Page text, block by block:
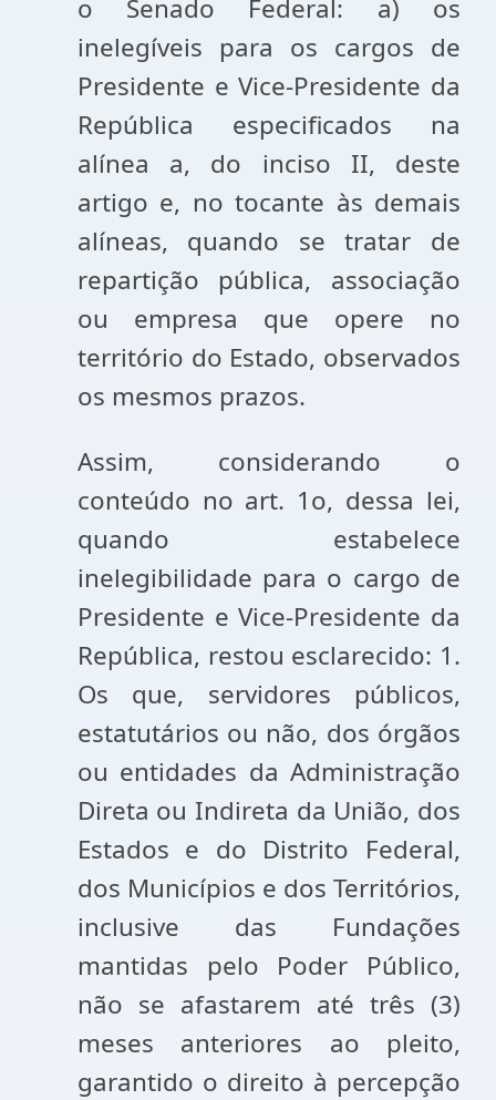
o Senado Federal: a) os
inelegíveis para os cargos de
Presidente e Vice-Presidente da
República especificados na
alínea a, do inciso II, deste
artigo e, no tocante às demais
alíneas, quando se tratar de
repartição pública, associação
ou empresa que opere no
território do Estado, observados
os mesmos prazos.
Assim, considerando o
conteúdo no art. 1o, dessa lei,
quando estabelece
inelegibilidade para o cargo de
Presidente e Vice-Presidente da
República, restou esclarecido: 1.
Os que, servidores públicos,
estatutários ou não, dos órgãos
ou entidades da Administração
Direta ou Indireta da União, dos
Estados e do Distrito Federal,
dos Municípios e dos Territórios,
inclusive das Fundações
mantidas pelo Poder Público,
não se afastarem até três (3)
meses anteriores ao pleito,
garantido o direito à percepção